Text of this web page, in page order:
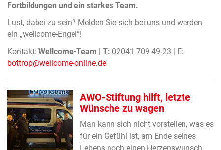
Fortbildungen und ein starkes Team.
Lust, dabei zu sein? Melden Sie sich bei uns und werden
ein „wellcome-Engel“!
Kontakt: Wellcome-Team | T: 02041 709 49-23 | E:
bottrop@wellcome-online.de
AWO-Stiftung hilft, letzte
Wünsche zu wagen
Man kann sich nicht vorstellen, was es
für ein Gefühl ist, am Ende seines
Lebens noch einen Herzenswunsch